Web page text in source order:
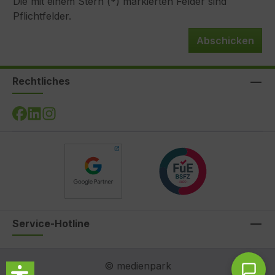
Pflichtfelder.
Abschicken
Service-Hotline
Rechtliches
© medienpark